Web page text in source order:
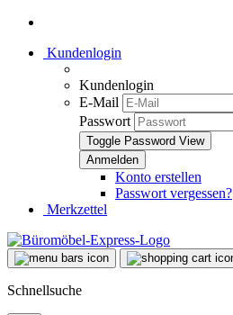
Kundenlogin
Kundenlogin
E-Mail
Passwort
Toggle Password View
Konto erstellen
Passwort vergessen?
Merkzettel
Schnellsuche